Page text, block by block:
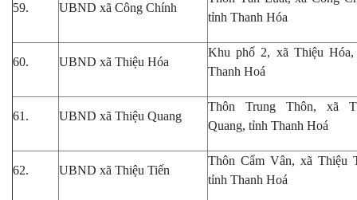
59. UBND xã Công Chính
tỉnh Thanh Hóa
60. UBND xã Thiệu Hóa
Khu phố 2, xã Thiệu Hóa,
Thanh Hoá
61. UBND xã Thiệu Quang
Thôn Trung Thôn, xã
Quang, tỉnh Thanh Hoá
62. UBND xã Thiệu Tiến
Thôn Cẩm Vân, xã Thiệu
tỉnh Thanh Hoá